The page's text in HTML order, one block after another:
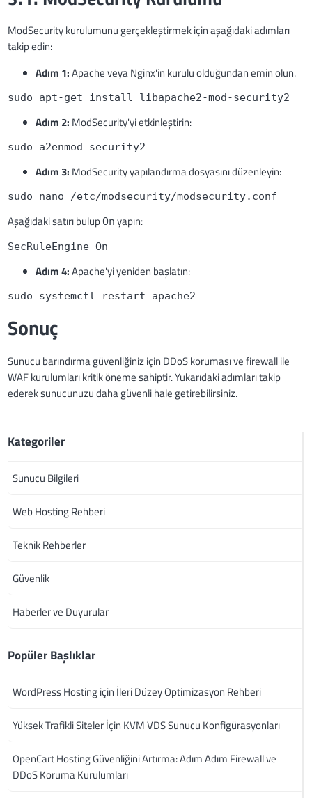
ModSecurity kurulumunu gerçekleştirmek için aşağıdaki adımları
takip edin:
Adım 1:Apache veya Nginx'in kurulu olduğundan emin olun.
sudo apt-get install libapache2-mod-security2
Adım 2: ModSecurity'yi etkinleştirin:
sudo a2enmod security2
Adım 3: ModSecurity yapılandırma dosyasını düzenleyin:
sudo nano /etc/modsecurity/modsecurity.conf
Aşağıdaki satırı bulupOn yapın:
SecRuleEngine On
Adım 4:Apache'yi yeniden başlatın:
sudo systemctl restart apache2
Sonuç
Sunucu barındırma güvenliğiniz için DDoS koruması ve firewall ile
WAF kurulumları kritik öneme sahiptir. Yukarıdaki adımları takip
ederek sunucunuzu daha güvenli hale getirebilirsiniz.
Kategoriler
Sunucu Bilgileri
Web Hosting Rehberi
Teknik Rehberler
Güvenlik
Haberler ve Duyurular
Popüler Başlıklar
WordPress Hosting için İleri Düzey Optimizasyon Rehberi
Yüksek Trafikli Siteler İçin KVM VDS Sunucu Konfigürasyonları
OpenCart Hosting Güvenliğini Artırma: Adım Adım Firewall ve
DDoS Koruma Kurulumları